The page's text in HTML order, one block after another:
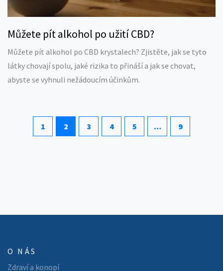
Můžete pít alkohol po užití CBD?
Můžete pít alkohol po CBD krystalech? Zjistěte, jak se tyto
látky chovají spolu, jaké rizika to přináší a jak se chovat,
abyste se vyhnuli nežádoucím účinkům.
1 2 3 4 5 … 9
O NÁS
Zdraví a konopí